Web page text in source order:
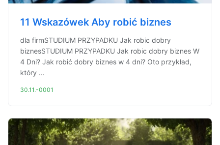
11 Wskazówek Aby robić biznes
dla firmSTUDIUM PRZYPADKU Jak robic dobry
biznesSTUDIUM PRZYPADKU Jak robic dobry biznes W
4 Dni? Jak robić dobry biznes w 4 dni? Oto przykład,
który ...
30.11.-0001